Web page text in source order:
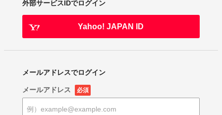
外部サービスIDでログイン
Yahoo! JAPAN ID
メールアドレスでログイン
メールアドレス 必須